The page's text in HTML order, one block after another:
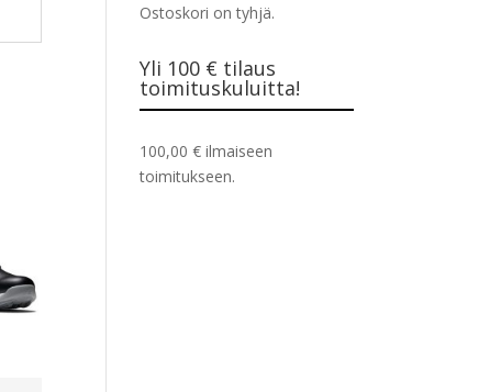
Ostoskori on tyhjä.
Yli 100 € tilaus
toimituskuluitta!
100,00€ ilmaiseen
toimitukseen.